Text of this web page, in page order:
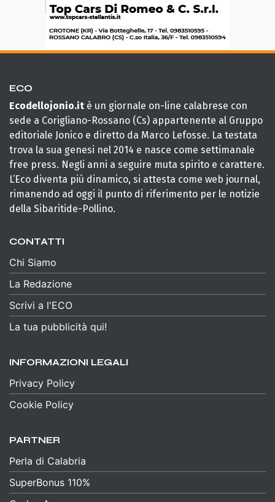
ECO
Ecodellojonio.it è un giornale on-line calabrese con
sede a Corigliano-Rossano (Cs) appartenente al Gruppo
editoriale Jonico e diretto da Marco Lefosse. La testata
trova la sua genesi nel 2014 e nasce come settimanale
free press. Negli anni a seguire muta spirito e carattere.
L’Eco diventa più dinamico, si attesta come web journal,
rimanendo ad oggi il punto di riferimento per le notizie
della Sibaritide-Pollino.
CONTATTI
Chi Siamo
La Redazione
Scrivi a l'ECO
La tua pubblicità qui!
INFORMAZIONI LEGALI
Privacy Policy
Cookie Policy
PARTNER
Perla di Calabria
SuperBonus 110%